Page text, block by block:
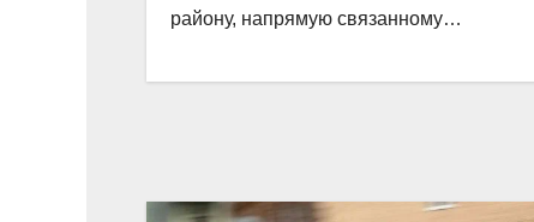
району, напрямую связанному…